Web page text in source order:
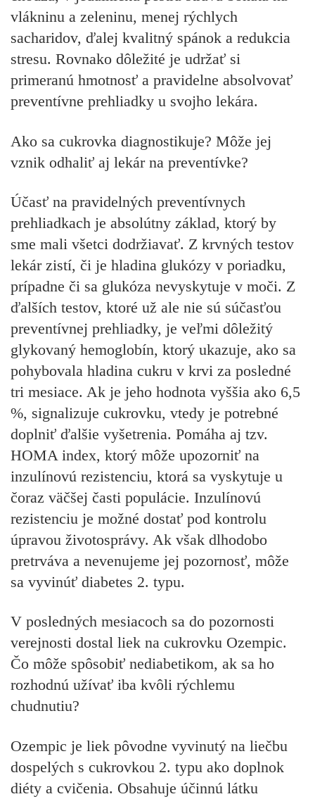
vlákninu a zeleninu, menej rýchlych
sacharidov, ďalej kvalitný spánok a redukcia
stresu. Rovnako dôležité je udržať si
primeranú hmotnosť a pravidelne absolvovať
preventívne prehliadky u svojho lekára.
Ako sa cukrovka diagnostikuje? Môže jej
vznik odhaliť aj lekár na preventívke?
Účasť na pravidelných preventívnych
prehliadkach je absolútny základ, ktorý by
sme mali všetci dodržiavať. Z krvných testov
lekár zistí, či je hladina glukózy v poriadku,
prípadne či sa glukóza nevyskytuje v moči. Z
ďalších testov, ktoré už ale nie sú súčasťou
preventívnej prehliadky, je veľmi dôležitý
glykovaný hemoglobín, ktorý ukazuje, ako sa
pohybovala hladina cukru v krvi za posledné
tri mesiace. Ak je jeho hodnota vyššia ako 6,5
%, signalizuje cukrovku, vtedy je potrebné
doplniť ďalšie vyšetrenia. Pomáha aj tzv.
HOMA index, ktorý môže upozorniť na
inzulínovú rezistenciu, ktorá sa vyskytuje u
čoraz väčšej časti populácie. Inzulínovú
rezistenciu je možné dostať pod kontrolu
úpravou životosprávy. Ak však dlhodobo
pretrváva a nevenujeme jej pozornosť, môže
sa vyvinúť diabetes 2. typu.
V posledných mesiacoch sa do pozornosti
verejnosti dostal liek na cukrovku Ozempic.
Čo môže spôsobiť nediabetikom, ak sa ho
rozhodnú užívať iba kvôli rýchlemu
chudnutiu?
Ozempic je liek pôvodne vyvinutý na liečbu
dospelých s cukrovkou 2. typu ako doplnok
diéty a cvičenia. Obsahuje účinnú látku